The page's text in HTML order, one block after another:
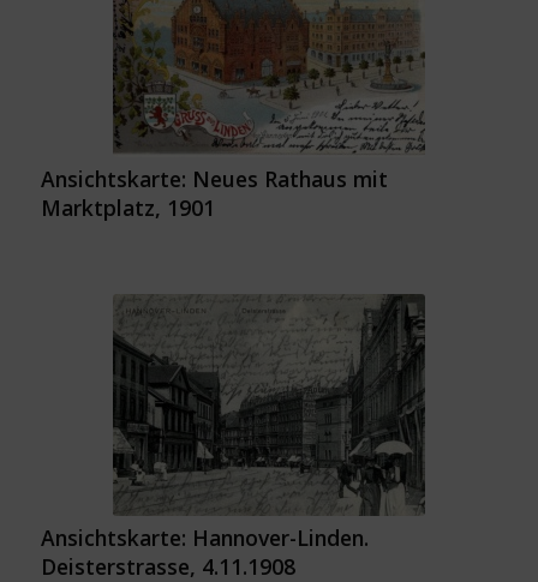
Ansichtskarte: Neues Rathaus mit
Marktplatz, 1901
Ansichtskarte: Hannover-Linden.
Deisterstrasse, 4.11.1908